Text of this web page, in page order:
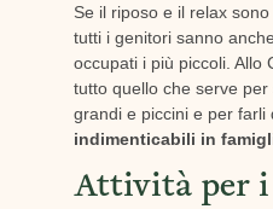
Se il riposo e il relax
tutti i genitori sanno
occupati i più piccoli. Allo
tutto quello che serve
grandi e piccini e per farli
indimenticabili in
Attività per